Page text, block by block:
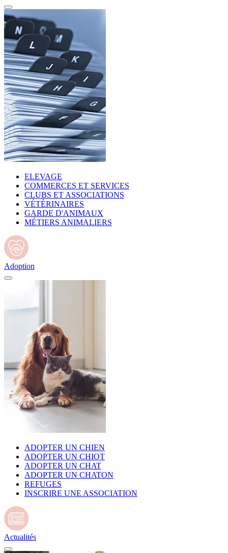
ELEVAGE
COMMERCES ET SERVICES
CLUBS ET ASSOCIATIONS
VÉTÉRINAIRES
GARDE D'ANIMAUX
MÉTIERS ANIMALIERS
Adoption
ADOPTER UN CHIEN
ADOPTER UN CHIOT
ADOPTER UN CHAT
ADOPTER UN CHATON
REFUGES
INSCRIRE UNE ASSOCIATION
Actualités